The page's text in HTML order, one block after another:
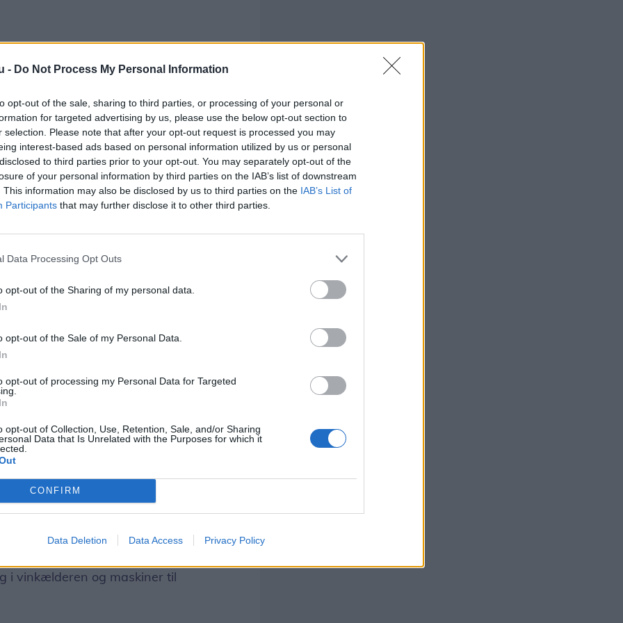
- Do Not Process My Personal Information
opt-out of the sale, sharing to third parties, or processing of your personal or
for targeted advertising by us, please use the below opt-out section to
selection. Please note that after your opt-out request is processed you may
interest-based ads based on personal information utilized by us or personal
to third parties prior to your opt-out. You may separately opt-out of the
of your personal information by third parties on the IAB’s list of downstream
This information may also be disclosed by us to third parties on the IAB’s List of
Participants that may further disclose it to other third parties.
Data Processing Opt Outs
opt-out of the Sharing of my personal data.
opt-out of the Sale of my Personal Data.
opt-out of processing my Personal Data for Targeted
opt-out of Collection, Use, Retention, Sale, and/or Sharing
Data that Is Unrelated with the Purposes for which it
CONFIRM
Data Deletion Data Access Privacy Policy
har sommerstatus, og derfor slet ikke
i branchen om vinteren. Andre steder
julefrokoster, og dem var der
var lukket ned.
også, at hans sæsonmedarbejdere
åbne, havde han personalet klar. I
ansatte på lønningsliste heraf mange
vores faste sæsonpiger, som var villige
Det er vi meget glade for.
det, at coronakrisen i branchen har tæret
er næsten halveret fra 5,2 millioner
at optimere på hotellet for eksempel
i vinkælderen og maskiner til